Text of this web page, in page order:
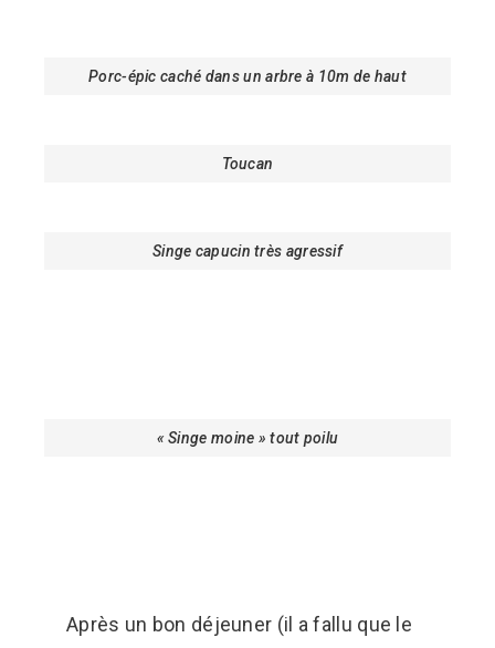
Porc-épic caché dans un arbre à 10m de haut
Toucan
Singe capucin très agressif
« Singe moine » tout poilu
Après un bon déjeuner (il a fallu que le